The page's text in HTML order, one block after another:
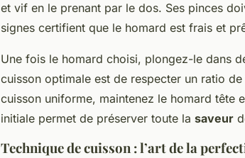
et vif en le prenant par le dos. Ses pinces
signes certifient que le homard est frais et
Une fois le homard choisi, plongez-le dans
cuisson optimale est de respecter un ratio
cuisson uniforme, maintenez le homard tête
initiale permet de préserver toute la saveur
Technique de cuisson : l’art de la